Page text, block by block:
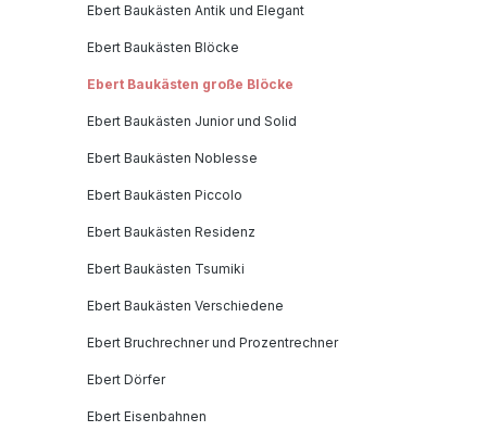
Ebert Baukästen Antik und Elegant
Ebert Baukästen Blöcke
Ebert Baukästen große Blöcke
Ebert Baukästen Junior und Solid
Ebert Baukästen Noblesse
Ebert Baukästen Piccolo
Ebert Baukästen Residenz
Ebert Baukästen Tsumiki
Ebert Baukästen Verschiedene
Ebert Bruchrechner und Prozentrechner
Ebert Dörfer
Ebert Eisenbahnen